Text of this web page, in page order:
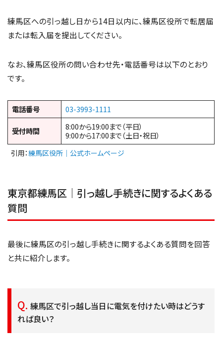
練馬区への引っ越し日から14日以内に、練馬区役所で転居届
または転入届を提出してください。
なお、練馬区役所の問い合わせ先・電話番号は以下のとおり
です。
電話番号 03-3993-1111
受付時間
8:00から19:00まで（平日）
9:00から17:00まで（土日・祝日）
引用：練馬区役所｜公式ホームページ
東京都練馬区｜引っ越し手続きに関するよくある
質問
最後に練馬区の引っ越し手続きに関するよくある質問を回答
と共に紹介します。
練馬区で引っ越し当日に電気を付けたい時はどうす
れば良い？